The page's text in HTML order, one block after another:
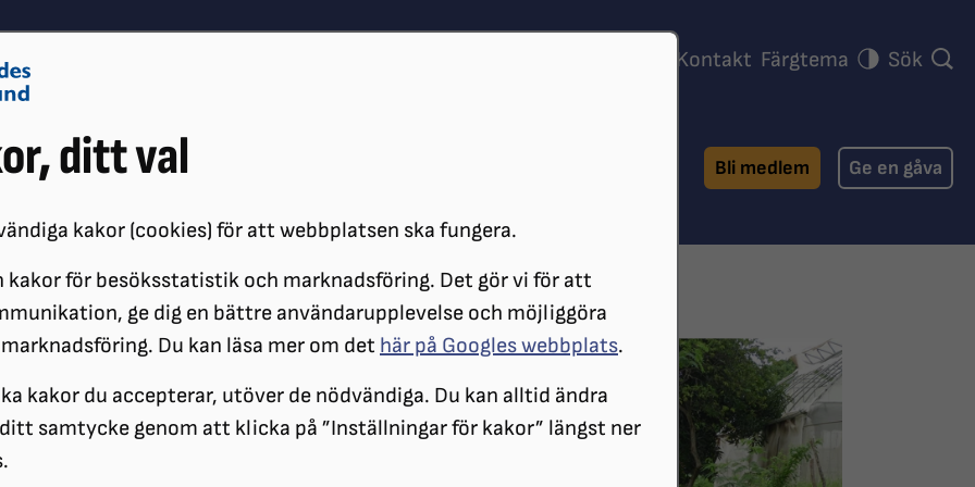
ditt val
kakor (cookies) för att webbplatsen ska fungera.
kakor för besöksstatistik och marknadsföring. Det gör vi för att
ge dig en bättre användarupplevelse och möjliggöra
Du kan läsa mer om det här på Googles webbplats.
kakor du accepterar, utöver de nödvändiga. Du kan alltid ändra
samtycke genom att klicka på ”Inställningar för kakor” längst ner
Kontakt Färgtema Sök
Påverkansarbete
Bli medlem Ge en gåva
ARBETAR SRF INTERNATIONELLT FÖR SYNSKADADES RÄTTIGHETER